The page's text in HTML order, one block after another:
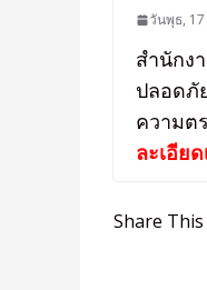
วันพุธ,
สำนักง
ปลอดภั
ความต
ละเอีย
Share This